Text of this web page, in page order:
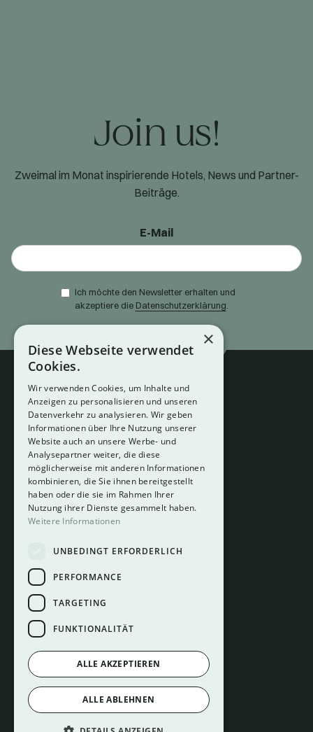
Join us!
Zweimal im Monat inspirierende Hotels, News und Partner-
Beiträge.
E-Mail
Ich möchte den Newsletter erhalten und
akzeptiere die Datenschutzerklärung
About
Hotelberatung
Mediadaten
Instagram
LinkedIn
Impressum
Datenschutz
×
Diese Webseite verwendet
Cookies.
Wir verwenden Cookies, um Inhalte und
Anzeigen zu personalisieren und unseren
Datenverkehr zu analysieren. Wir geben
Informationen über Ihre Nutzung unserer
Website auch an unsere Werbe- und
Analysepartner weiter, die diese
möglicherweise mit anderen Informationen
kombinieren, die Sie ihnen bereitgestellt
haben oder die sie im Rahmen Ihrer
Nutzung ihrer Dienste gesammelt haben.
Weitere Informationen
UNBEDINGT ERFORDERLICH
PERFORMANCE
TARGETING
FUNKTIONALITÄT
ALLE AKZEPTIEREN
ALLE ABLEHNEN